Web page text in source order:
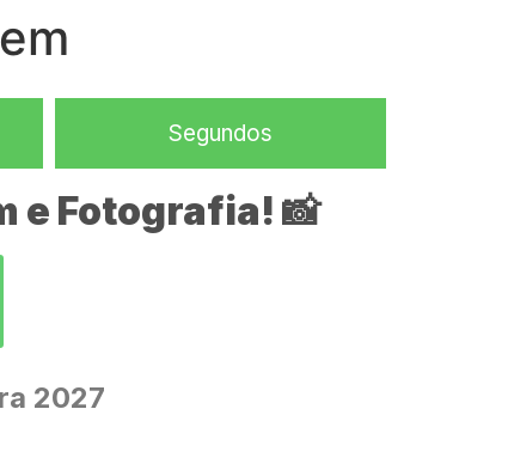
Segundos
e Fotografia! 📸
2027